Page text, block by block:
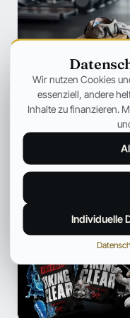
Ozempic
– Warum
Warum GLP-1-
Aspekt des
Jonas Bauer 19. Juli 2026
Wir nutzen Cookies
essenziell, andere
Inhalte zu finanzieren.
Individuelle